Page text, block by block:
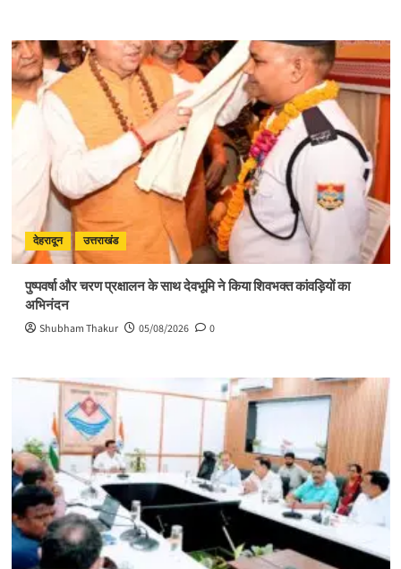
देहरादून उत्तराखंड
पुष्पवर्षा और चरण प्रक्षालन के साथ देवभूमि ने किया शिवभक्त कांवड़ियों का
अभिनंदन
Shubham Thakur 05/08/2026 0